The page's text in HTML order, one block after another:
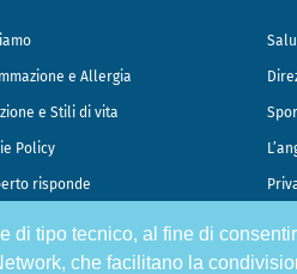
di tipo tecnico, al fine di
che facilitano la
e Allergia
e Stili di vita
Policy
risponde
- Gek Srl, P.IVA 07333890965 - Direzione Scientifica Dottor Attilio